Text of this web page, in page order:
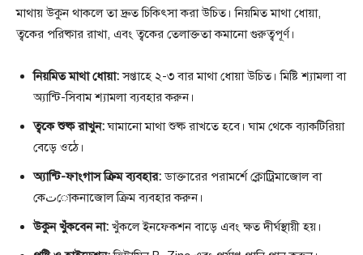
মাথায় উকুন থাকলে তা দ্রুত চিকিৎসা করা উচিত। নিয়মিত মাথা ধোয়া,
ত্বকের পরিষ্কার রাখা, এবং ত্বকের তেলাক্ততা কমানো গুরুত্বপূর্ণ।
নিয়মিত মাথা ধোয়া:সপ্তাহে ২-৩ বার মাথা ধোয়া উচিত। মিষ্টি শ্যামলা বা
অ্যান্টি-সিবাম শ্যামলা ব্যবহার করুন।
ত্বকে শুষ্ক রাখুন:ঘামানো মাথা শুষ্ক রাখতে হবে। ঘাম থেকে ব্যাকটিরিয়া
বেড়ে ওঠে।
অ্যান্টি-ফাংগাস ক্রিম ব্যবহার:ডাক্তারের পরামর্শে ক্লোট্রিমাজোল বা
কেتোকনাজোল ক্রিম ব্যবহার করুন।
উকুন খুঁকবেন না: খুঁকলে ইনফেকশন বাড়ে এবং ক্ষত দীর্ঘস্থায়ী হয়।